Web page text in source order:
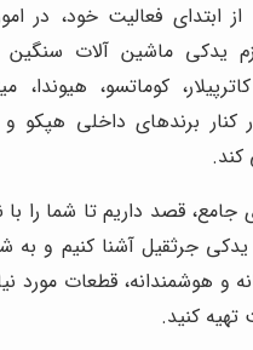
ابتدای فعالیت خود، در
یدکی ماشین آلات سنگین
کوماتسو، هیوندا،
برندهای داخلی هپکو و
جامع، قصد داریم تا شما را
یدکی جرثقیل آشنا کنیم و به
و هوشمندانه، قطعات مورد
کنید.